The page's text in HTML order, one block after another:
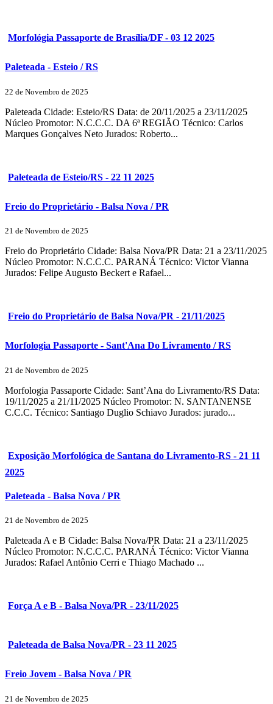
Morfológia Passaporte de Brasília/DF - 03 12 2025
Paleteada - Esteio / RS
22 de Novembro de 2025
Paleteada Cidade: Esteio/RS Data: de 20/11/2025 a 23/11/2025
Núcleo Promotor: N.C.C.C. DA 6ª REGIÃO Técnico: Carlos
Marques Gonçalves Neto Jurados: Roberto...
Paleteada de Esteio/RS - 22 11 2025
Freio do Proprietário - Balsa Nova / PR
21 de Novembro de 2025
Freio do Proprietário Cidade: Balsa Nova/PR Data: 21 a 23/11/2025
Núcleo Promotor: N.C.C.C. PARANÁ Técnico: Victor Vianna
Jurados: Felipe Augusto Beckert e Rafael...
Freio do Proprietário de Balsa Nova/PR - 21/11/2025
Morfologia Passaporte - Sant'Ana Do Livramento / RS
21 de Novembro de 2025
Morfologia Passaporte Cidade: Sant’Ana do Livramento/RS Data:
19/11/2025 a 21/11/2025 Núcleo Promotor: N. SANTANENSE
C.C.C. Técnico: Santiago Duglio Schiavo Jurados: jurado...
Exposição Morfológica de Santana do Livramento-RS - 21 11
2025
Paleteada - Balsa Nova / PR
21 de Novembro de 2025
Paleteada A e B Cidade: Balsa Nova/PR Data: 21 a 23/11/2025
Núcleo Promotor: N.C.C.C. PARANÁ Técnico: Victor Vianna
Jurados: Rafael Antônio Cerri e Thiago Machado ...
Força A e B - Balsa Nova/PR - 23/11/2025
Paleteada de Balsa Nova/PR - 23 11 2025
Freio Jovem - Balsa Nova / PR
21 de Novembro de 2025